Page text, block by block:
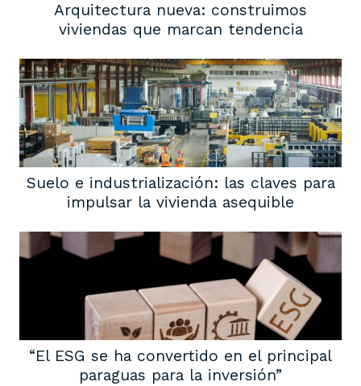
Arquitectura nueva: construimos
viviendas que marcan tendencia
Suelo e industrialización: las claves para
impulsar la vivienda asequible
“El ESG se ha convertido en el principal
paraguas para la inversión”